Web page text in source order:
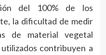
del 100% de los
la dificultad de medir
de material vegetal
contribuyen a